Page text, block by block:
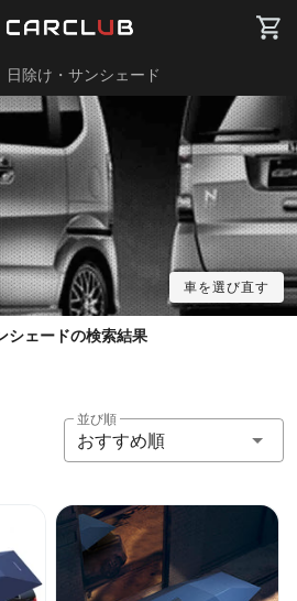
日除け・サンシェード
車を選び直す
シェードの検索結果
並び順
おすすめ順